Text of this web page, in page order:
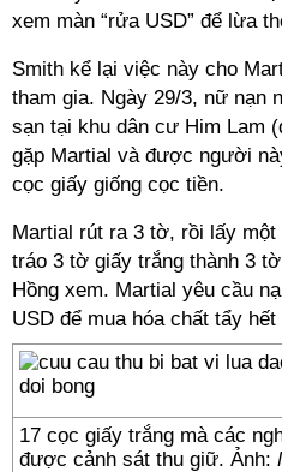
xem màn “rửa USD” để lừa
Smith kể lại việc này cho
tham gia. Ngày 29/3, nữ nạn
sạn tại khu dân cư Him Lam
gặp Martial và được người
cọc giấy giống cọc tiền.
Martial rút ra 3 tờ, rồi lấy
tráo 3 tờ giấy trắng thành 3
Hồng xem. Martial yêu cầu
USD để mua hóa chất tẩy
17 cọc giấy trắng mà các
được cảnh sát thu giữ. Ảnh: